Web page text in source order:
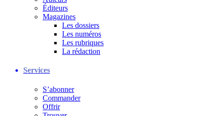
Éditeurs
Magazines
Les dossiers
Les numéros
Les rubriques
La rédaction
Services
S’abonner
Commander
Offrir